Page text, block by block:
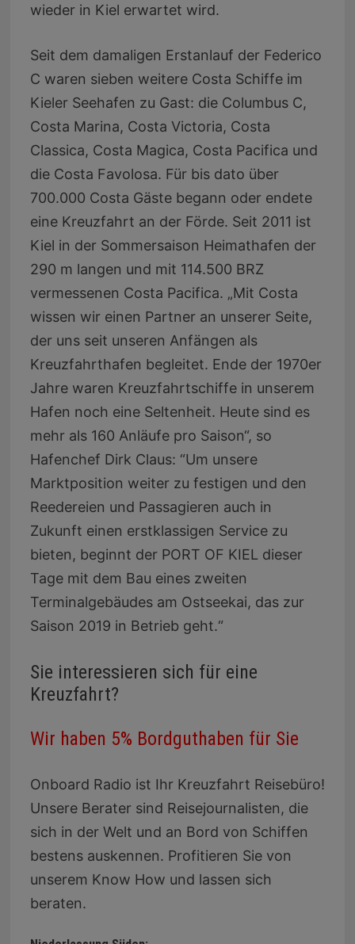
wieder in Kiel erwartet wird.
Seit dem damaligen Erstanlauf der Federico
C waren sieben weitere Costa Schiffe im
Kieler Seehafen zu Gast: die Columbus C,
Costa Marina, Costa Victoria, Costa
Classica, Costa Magica, Costa Pacifica und
die Costa Favolosa. Für bis dato über
700.000 Costa Gäste begann oder endete
eine Kreuzfahrt an der Förde. Seit 2011 ist
Kiel in der Sommersaison Heimathafen der
290 m langen und mit 114.500 BRZ
vermessenen Costa Pacifica. „Mit Costa
wissen wir einen Partner an unserer Seite,
der uns seit unseren Anfängen als
Kreuzfahrthafen begleitet. Ende der 1970er
Jahre waren Kreuzfahrtschiffe in unserem
Hafen noch eine Seltenheit. Heute sind es
mehr als 160 Anläufe pro Saison“, so
Hafenchef Dirk Claus: “Um unsere
Marktposition weiter zu festigen und den
Reedereien und Passagieren auch in
Zukunft einen erstklassigen Service zu
bieten, beginnt der PORT OF KIEL dieser
Tage mit dem Bau eines zweiten
Terminalgebäudes am Ostseekai, das zur
Saison 2019 in Betrieb geht.“
Sie interessieren sich für eine
Kreuzfahrt?
Wir haben 5% Bordguthaben für Sie
Onboard Radio ist Ihr Kreuzfahrt Reisebüro!
Unsere Berater sind Reisejournalisten, die
sich in der Welt und an Bord von Schiffen
bestens auskennen. Profitieren Sie von
unserem Know How und lassen sich
beraten.